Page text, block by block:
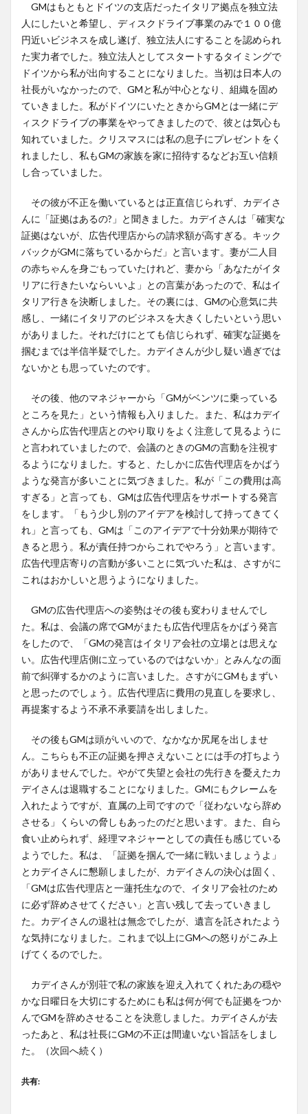
GMはもともとドイツの支店だったイタリア拠点を独立法
人にしたいと希望し、ディスクドライブ事業のみで１００億
円近いビジネスを成し遂げ、独立法人にすることを認められ
た実力者でした。独立法人としてスタートするタイミングで
ドイツから私が出向することになりました。当初は日本人の
社長がいなかったので、GMと私が中心となり、組織を固め
ていきました。私がドイツにいたときからGMとは一緒にデ
ィスクドライブの事業をやってきましたので、彼とは気心も
知れていました。クリスマスには私の息子にプレゼントをく
れましたし、私もGMの家族を家に招待するなどお互い信頼
し合っていました。
その彼が不正を働いているとは正直信じられず、カデイさ
んに「証拠はあるの?」と聞きました。カデイさんは「確実な
証拠はないが、広告代理店からの請求額が高すぎる。キック
バックがGMに落ちているからだ」と言います。妻が二人目
の赤ちゃんを身ごもっていたけれど、妻から「あなたがイタ
リアに行きたいならいいよ」との言葉があったので、私はイ
タリア行きを決断しました。その裏には、GMの心意気に共
感し、一緒にイタリアのビジネスを大きくしたいという思い
がありました。それだけにとても信じられず、確実な証拠を
掴むまでは半信半疑でした。カデイさんが少し疑い過ぎでは
ないかとも思っていたのです。
その後、他のマネジャーから「GMがベンツに乗っている
ところを見た」という情報も入りました。また、私はカデイ
さんから広告代理店とのやり取りをよく注意して見るように
と言われていましたので、会議のときのGMの言動を注視す
るようになりました。すると、たしかに広告代理店をかばう
ような発言が多いことに気づきました。私が「この費用は高
すぎる」と言っても、GMは広告代理店をサポートする発言
をします。「もう少し別のアイデアを検討して持ってきてく
れ」と言っても、GMは「このアイデアで十分効果が期待で
きると思う。私が責任持つからこれでやろう」と言います。
広告代理店寄りの言動が多いことに気づいた私は、さすがに
これはおかしいと思うようになりました。
GMの広告代理店への姿勢はその後も変わりませんでし
た。私は、会議の席でGMがまたも広告代理店をかばう発言
をしたので、「GMの発言はイタリア会社の立場とは思えな
い。広告代理店側に立っているのではないか」とみんなの面
前で糾弾するかのように言いました。さすがにGMもまずい
と思ったのでしょう。広告代理店に費用の見直しを要求し、
再提案するよう不承不承要請を出しました。
その後もGMは頭がいいので、なかなか尻尾を出しませ
ん。こちらも不正の証拠を押さえないことには手の打ちよう
がありませんでした。やがて失望と会社の先行きを憂えたカ
デイさんは退職することになりました。GMにもクレームを
入れたようですが、直属の上司ですので「従わないなら辞め
させる」くらいの脅しもあったのだと思います。また、自ら
食い止められず、経理マネジャーとしての責任も感じている
ようでした。私は、「証拠を掴んで一緒に戦いましょうよ」
とカデイさんに懇願しましたが、カデイさんの決心は固く、
「GMは広告代理店と一蓮托生なので、イタリア会社のため
に必ず辞めさせてください」と言い残して去っていきまし
た。カデイさんの退社は無念でしたが、遺言を託されたよう
な気持になりました。これまで以上にGMへの怒りがこみ上
げてくるのでした。
カデイさんが別荘で私の家族を迎え入れてくれたあの穏や
かな日曜日を大切にするためにも私は何が何でも証拠をつか
んでGMを辞めさせることを決意しました。カデイさんが去
ったあと、私は社長にGMの不正は間違いない旨話をしまし
た。（次回へ続く）
共有: